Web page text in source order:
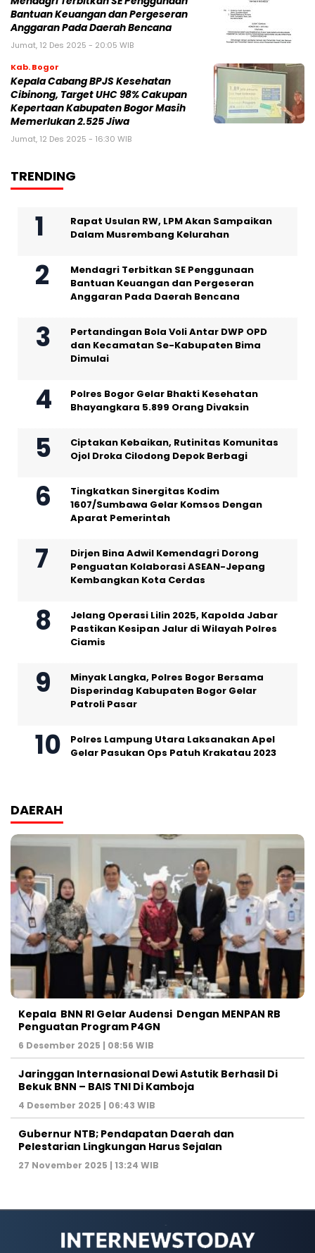
Bantuan Keuangan dan Pergeseran
Anggaran Pada Daerah Bencana
Jumat, 12 Des 2025 - 20:05 WIB
Kab. Bogor
Kepala Cabang BPJS Kesehatan
Cibinong, Target UHC 98% Cakupan
Kepertaan Kabupaten Bogor Masih
Memerlukan 2.525 Jiwa
Jumat, 12 Des 2025 - 16:30 WIB
TRENDING
Rapat Usulan RW, LPM Akan Sampaikan
Dalam Musrembang Kelurahan
Mendagri Terbitkan SE Penggunaan
Bantuan Keuangan dan Pergeseran
Anggaran Pada Daerah Bencana
Pertandingan Bola Voli Antar DWP OPD
dan Kecamatan Se-Kabupaten Bima
Dimulai
Polres Bogor Gelar Bhakti Kesehatan
Bhayangkara 5.899 Orang Divaksin
Ciptakan Kebaikan, Rutinitas Komunitas
Ojol Droka Cilodong Depok Berbagi
Tingkatkan Sinergitas Kodim
1607/Sumbawa Gelar Komsos Dengan
Aparat Pemerintah
Dirjen Bina Adwil Kemendagri Dorong
Penguatan Kolaborasi ASEAN-Jepang
Kembangkan Kota Cerdas
Jelang Operasi Lilin 2025, Kapolda Jabar
Pastikan Kesipan Jalur di Wilayah Polres
Ciamis
Minyak Langka, Polres Bogor Bersama
Disperindag Kabupaten Bogor Gelar
Patroli Pasar
Polres Lampung Utara Laksanakan Apel
Gelar Pasukan Ops Patuh Krakatau 2023
DAERAH
Kepala BNN RI Gelar Audensi Dengan MENPAN RB
Penguatan Program P4GN
6 Desember 2025 | 08:56 WIB
Jaringgan Internasional Dewi Astutik Berhasil Di
Bekuk BNN – BAIS TNI Di Kamboja
4 Desember 2025 | 06:43 WIB
Gubernur NTB; Pendapatan Daerah dan
Pelestarian Lingkungan Harus Sejalan
27 November 2025 | 13:24 WIB